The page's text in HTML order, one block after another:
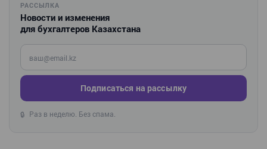
РАССЫЛКА
Новости и изменения
для бухгалтеров Казахстана
Введите ваш e-mail
Подписаться на рассылку
🔒 Раз в неделю. Без спама.